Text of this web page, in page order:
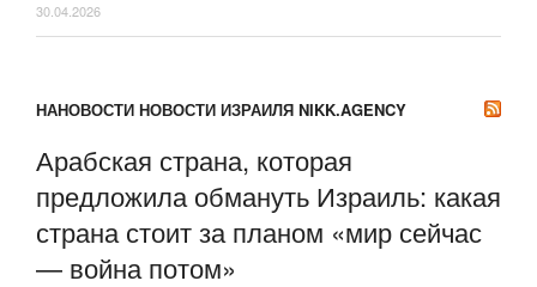
30.04.2026
НАНОВОСТИ НОВОСТИ ИЗРАИЛЯ NIKK.AGENCY
Арабская страна, которая
предложила обмануть Израиль: какая
страна стоит за планом «мир сейчас
— война потом»